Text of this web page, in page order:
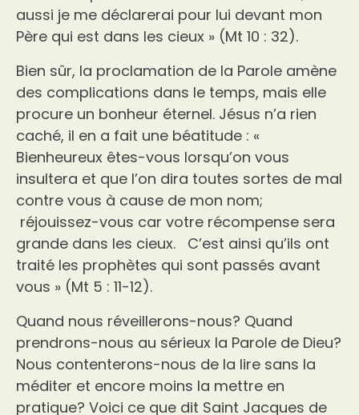
aussi je me déclarerai pour lui devant mon
Père qui est dans les cieux » (Mt 10 : 32).
Bien sûr, la proclamation de la Parole amène
des complications dans le temps, mais elle
procure un bonheur éternel. Jésus n’a rien
caché, il en a fait une béatitude : «
Bienheureux êtes-vous lorsqu’on vous
insultera et que l’on dira toutes sortes de mal
contre vous à cause de mon nom;
réjouissez-vous car votre récompense sera
grande dans les cieux. C’est ainsi qu’ils ont
traité les prophètes qui sont passés avant
vous » (Mt 5 : 11-12).
Quand nous réveillerons-nous? Quand
prendrons-nous au sérieux la Parole de Dieu?
Nous contenterons-nous de la lire sans la
méditer et encore moins la mettre en
pratique? Voici ce que dit Saint Jacques de